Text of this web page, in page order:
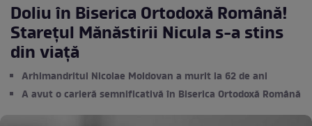
Doliu în Biserica Ortodoxă Română!
Starețul Mănăstirii Nicula s-a stins
din viață
Arhimandritul Nicolae Moldovan a murit la 62 de ani
A avut o carieră semnificativă în Biserica Ortodoxă Română